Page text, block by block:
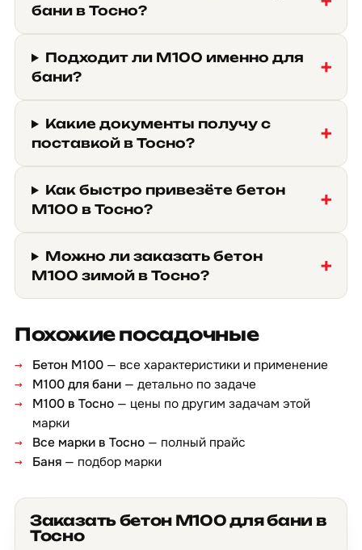
бани в Тосно?
Подходит ли М100 именно для
бани?
Какие документы получу с
поставкой в Тосно?
Как быстро привезёте бетон
М100 в Тосно?
Можно ли заказать бетон
М100 зимой в Тосно?
Похожие посадочные
Бетон М100 — все характеристики и применение
М100 для бани — детально по задаче
М100 в Тосно — цены по другим задачам этой
марки
Все марки в Тосно — полный прайс
Баня — подбор марки
Заказать бетон М100 для бани в
Тосно